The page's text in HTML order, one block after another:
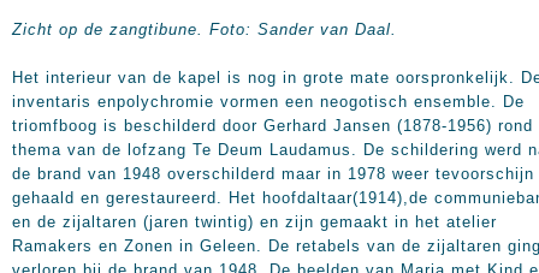
Zicht op de zangtibune. Foto: Sander van Daal.
Het interieur van de kapel is nog in grote mate oorspronkelijk.
inventaris enpolychromie vormen een neogotisch ensemble. De
triomfboog is beschilderd door Gerhard Jansen (1878-1956) rond
thema van de lofzang Te Deum Laudamus. De schildering werd
de brand van 1948 overschilderd maar in 1978 weer tevoorschijn
gehaald en gerestaureerd. Het hoofdaltaar(1914),de
en de zijaltaren (jaren twintig) en zijn gemaakt in het atelier
Ramakers en Zonen in Geleen. De retabels van de zijaltaren